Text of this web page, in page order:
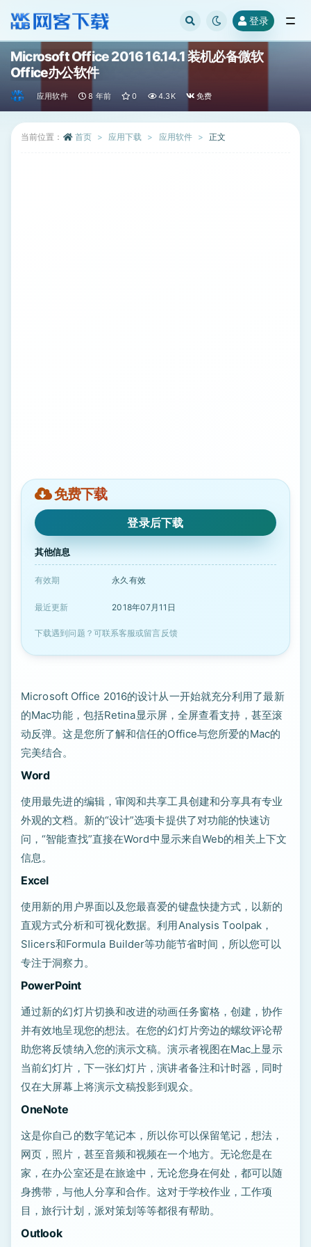
登录
Microsoft Office 2016 16.14.1 装机必备微软
Office办公软件
应用软件 8 年前 0 4.3K 免费
当前位置： 首页 应用下载 应用软件 正文
免费下载
登录后下载
其他信息
有效期 永久有效
最近更新 2018年07月11日
下载遇到问题？可联系客服或留言反馈
Microsoft Office 2016的设计从一开始就充分利用了最新
的Mac功能，包括Retina显示屏，全屏查看支持，甚至滚
动反弹。这是您所了解和信任的Office与您所爱的Mac的
完美结合。
Word
使用最先进的编辑，审阅和共享工具创建和分享具有专业
外观的文档。新的“设计”选项卡提供了对功能的快速访
问，“智能查找”直接在Word中显示来自Web的相关上下文
信息。
Excel
使用新的用户界面以及您最喜爱的键盘快捷方式，以新​​的
直观方式分析和可视化数据。利用Analysis Toolpak，
Slicers和Formula Builder等功能节省时间，所以您可以
专注于洞察力。
PowerPoint
通过新的幻灯片切换和改进的动画任务窗格，创建，协作
并有效地呈现您的想法。在您的幻灯片旁边的螺纹评论帮
助您将反馈纳入您的演示文稿。演示者视图在Mac上显示
当前幻灯片，下一张幻灯片，演讲者备注和计时器，同时
仅在大屏幕上将演示文稿投影到观众。
OneNote
这是你自己的数字笔记本，所以你可以保留笔记，想法，
网页，照片，甚至音频和视频在一个地方。无论您是在
家，在办公室还是在旅途中，无论您身在何处，都可以随
身携带，与他人分享和合作。这对于学校作业，工作项
目，旅行计划，派对策划等等都很有帮助。
Outlook
全部